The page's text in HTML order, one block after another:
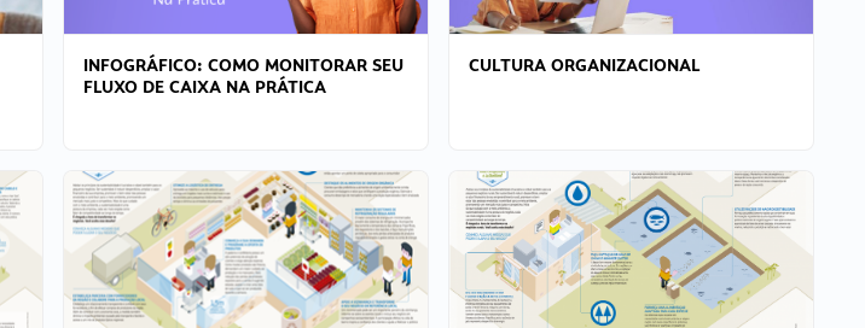
INFOGRÁFICO: COMO MONITORAR SEU
FLUXO DE CAIXA NA PRÁTICA
CULTURA ORGANIZACIONAL